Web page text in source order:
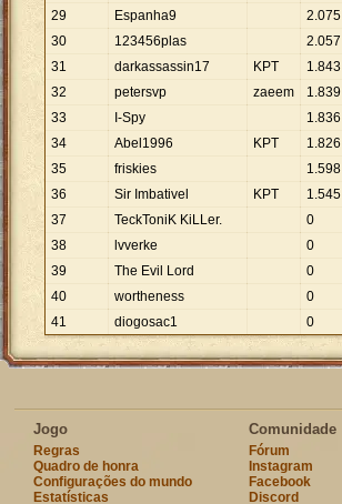
29
Espanha9 2.075
30
123456plas 2.057
31
darkassassin17 KPT 1.843
32
petersvp zaeem 1.839
33
I-Spy 1.836
34
Abel1996 KPT 1.826
35
friskies 1.598
36
Sir Imbativel KPT 1.545
37
TeckToniK KiLLer. 0
38
lvverke 0
39
The Evil Lord 0
40
wortheness 0
41
diogosac1 0
Jogo
Regras
Quadro de honra
Configurações do mundo
Estatísticas
Comunidade
Fórum
Instagram
Facebook
Discord